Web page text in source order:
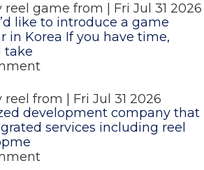
reel game from
Fri Jul 31 2026
like to introduce a game
in Korea If you have time,
take
reel from
Fri Jul 31 2026
development company that
services including reel